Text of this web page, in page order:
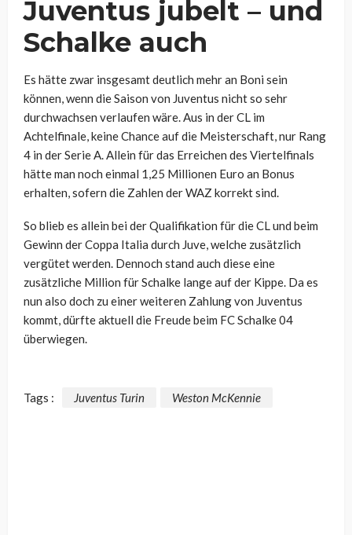
Juventus jubelt – und
Schalke auch
Es hätte zwar insgesamt deutlich mehr an Boni sein
können, wenn die Saison von Juventus nicht so sehr
durchwachsen verlaufen wäre. Aus in der CL im
Achtelfinale, keine Chance auf die Meisterschaft, nur Rang
4 in der Serie A. Allein für das Erreichen des Viertelfinals
hätte man noch einmal 1,25 Millionen Euro an Bonus
erhalten, sofern die Zahlen der WAZ korrekt sind.
So blieb es allein bei der Qualifikation für die CL und beim
Gewinn der Coppa Italia durch Juve, welche zusätzlich
vergütet werden. Dennoch stand auch diese eine
zusätzliche Million für Schalke lange auf der Kippe. Da es
nun also doch zu einer weiteren Zahlung von Juventus
kommt, dürfte aktuell die Freude beim FC Schalke 04
überwiegen.
Tags : Juventus Turin Weston McKennie